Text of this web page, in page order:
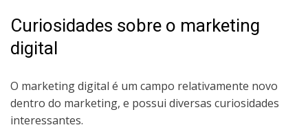
Curiosidades sobre o marketing
digital
O marketing digital é um campo relativamente novo
dentro do marketing, e possui diversas curiosidades
interessantes.